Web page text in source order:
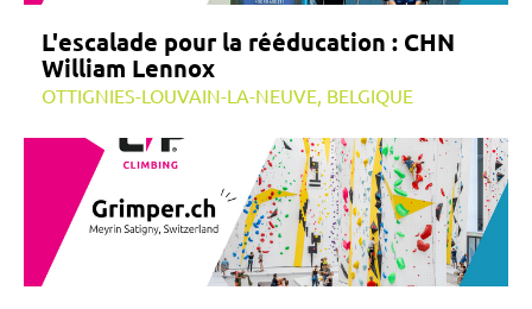
L'escalade pour la rééducation : CHN
William Lennox
OTTIGNIES-LOUVAIN-LA-NEUVE, BELGIQUE